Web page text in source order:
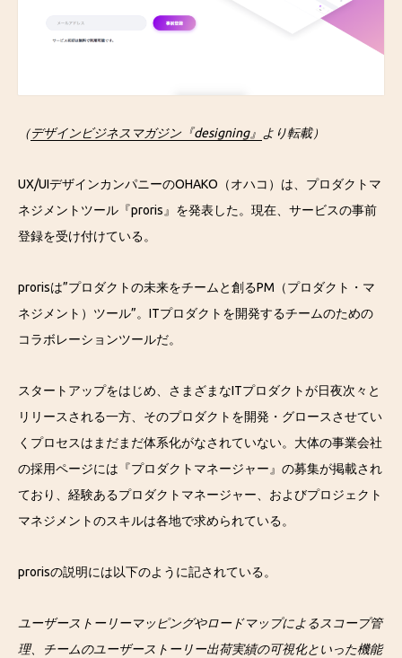
（デザインビジネスマガジン『designing』 より転載）
UX/UIデザインカンパニーのOHAKO（オハコ）は、プロダクトマ
ネジメントツール『proris』を発表した。現在、サービスの事前
登録を受け付けている。
prorisは”プロダクトの未来をチームと創るPM（プロダクト・マ
ネジメント）ツール”。ITプロダクトを開発するチームのための
コラボレーションツールだ。
スタートアップをはじめ、さまざまなITプロダクトが日夜次々と
リリースされる一方、そのプロダクトを開発・グロースさせてい
くプロセスはまだまだ体系化がなされていない。大体の事業会社
の採用ページには『プロダクトマネージャー』の募集が掲載され
ており、経験あるプロダクトマネージャー、およびプロジェクト
マネジメントのスキルは各地で求められている。
prorisの説明には以下のように記されている。
ユーザーストーリーマッピングやロードマップによるスコープ管
理、チームのユーザーストーリー出荷実績の可視化といった機能